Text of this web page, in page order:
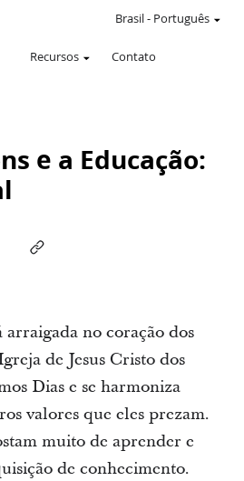
Recursos Contato
Brasil- Português
e a Educação:
arraigada no coração dos
de Jesus Cristo dos
Dias e se harmoniza
valores que eles prezam.
muito de aprender e
de conhecimento.